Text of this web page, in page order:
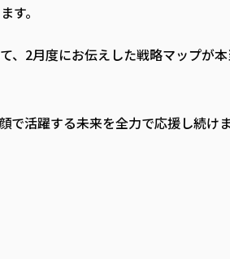
す。
、2月度にお伝えした戦略マップが
で活躍する未来を全力で応援し続け